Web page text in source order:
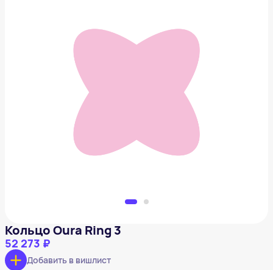
Кольцо Oura Ring 3
52 273 ₽
Добавить в вишлист